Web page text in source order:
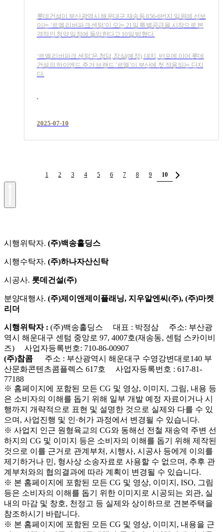
롯데건설이 부산광역시 해운대구 재송동 856-6번지 일원에 선보
이는 ‘르엘 리버파크 센텀’이 오는 21일 특별공급을 시작으로 본
격적인 청약 일정에 돌입한다고 10일 밝혔다.
‘르엘 리버파크 센텀’은 청담, 잠실(예정), 대치, 반포에 이어 롯데
건설의 하이엔드 주거 브랜드 ’르엘’이 부산에 첫 적용되는 단지
다.
2025-07-10
1 2 3 4 5 6 7 8 9 10
시행위탁자. (주)백송홀딩스
시행수탁자. (주)하나자산신탁
시공사. 롯데건설(주)
분양대행사. (주)제이앤제이플래닝, 지우알엔씨(주), (주)마켓
리더
시행위탁자 : (주)백송홀딩스 대표 : 박정삼 주소: 부산광
역시 해운대구 센텀 중앙로 97, 4007호(재송동, 센텀 스카이비
즈) 사업자등록번호: 710-86-00907
(주)참콤 주소 : 부산광역시 해운대구 수영강변대로140 부
산문화콘텐츠콤플렉스 617호 사업자등록번호 : 617-81-
77188
※ 홈페이지에 포함된 모든 CG 및 영상, 이미지, 그림, 내용 등
은 소비자의 이해를 돕기 위해 일부 개발 예정 자료이거나 시
행까지 개략적으로 표현 및 설명한 것으로 실제와 다를 수 있
으며, 사업진행 및 인·허가 과정에서 변경될 수 있습니다.
※ 사업지 인근 원형육교의 CG와 동해선 전철 재송역 주변 선
하지의 CG 및 이미지 등은 소비자의 이해를 돕기 위해 제작된
것으로 이를 근거로 관계부처, 시행사, 시공사 등에게 이의를
제기하거나 민, 형사상 소송자료로 사용할 수 없으며, 추후 관
계부처와의 협의결과에 따라 계획이 변경될 수 있습니다.
※ 본 홈페이지에 포함된 모든 CG 및 영상, 이미지, ISO, 그림
등은 소비자의 이해를 돕기 위한 이미지로 시공되는 외관, 실
내의 마감 및 창호, 천정고 등 실제와 상이하므로 견본주택을
참조하시기 바랍니다.
※ 본 홈페이지에 포함된 모든 CG 및 영상, 이미지, 내용을 근